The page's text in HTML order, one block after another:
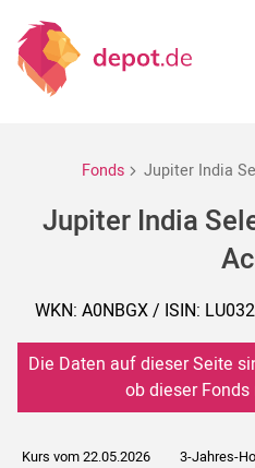
Fonds Jupiter India
Jupiter India
WKN: A0NBGX / ISIN:
Die Daten auf dieser Seite
ob dieser
Kurs vom 22.05.2026 3-Jahres-